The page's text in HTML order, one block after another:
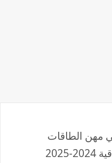
مهن الطاقات
المتجددة والنجاعة الطاقية 2024-2025